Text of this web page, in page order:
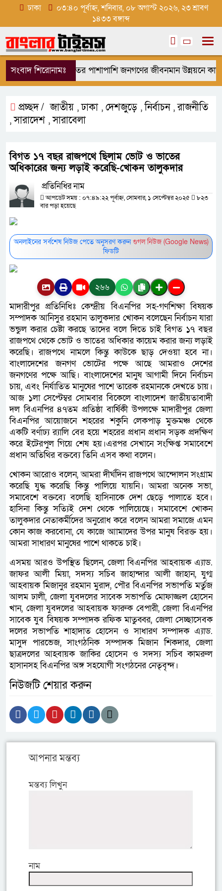
ঢাকা
০৩:৪০ পূর্বাহ্ন, শনিবার, ০৮ অগাস্ট ২০২৬, ২৩ শ্রাবণ
১৪৩৩ বঙ্গাব্দ
সংবাদ শিরোনামঃ
রাষ্ট্র মেরামতের পাশাপাশি জনগণের জীবনমান উন্নয়নে কাজ
প্রচ্ছদ / জাতীয় ,ঢাকা , দেশজুড়ে ,নির্বাচন ,রাজনীতি
,সারাদেশ ,সারাবেলা
বিগত ১৭ বছর রাজপথে ছিলাম ভোট ও ভাতের
অধিকারের জন্য লড়াই করেছি-খোকন তালুকদার
প্রতিনিধির নাম
আপডেট সময় : ০৭:৪৯:২২ পূর্বাহ্ন, সোমবার, ১ সেপ্টেম্বর ২০২৫
৮২৩
বার পড়া হয়েছে
অনলাইনের সর্বশেষ নিউজ পেতে অনুসরণ করুনগুগল নিউজ (Google News)
ফিডটি
২৬৬
মাদারীপুর প্রতিনিধিঃ কেন্দ্রীয় বিএনপির সহ-গণশিক্ষা বিষয়ক
সম্পাদক আনিসুর রহমান তালুকদার খোকন বলেছেন নির্বাচন যারা
ভন্ডুল করার চেষ্টা করছে তাদের বলে দিতে চাই বিগত ১৭ বছর
রাজপথে থেকে ভোট ও ভাতের অধিকার কায়েম করার জন্য লড়াই
করেছি। রাজপথে নামলে কিন্তু কাউকে ছাড় দেওয়া হবে না।
বাংলাদেশের জনগণ ভোটের পক্ষে আছে আমরাও দেশের
জনগণের পক্ষে আছি। বাংলাদেশের মানুষ আগামী দিনে নির্বাচন
চায়, এবং নির্যাতিত মানুষের পাশে তারেক রহমানকে দেখতে চায়।
আজ ১লা সেপ্টেম্বর সোমবার বিকেলে বাংলাদেশ জাতীয়তাবাদী
দল বিএনপির ৪৭তম প্রতিষ্ঠা বার্ষিকী উপলক্ষে মাদারীপুর জেলা
বিএনপির আয়োজনে শহরের শকুনি লেকপাড় মুক্তমঞ্চ থেকে
একটি বর্ণাঢ্য র‍্যালি বের হয়ে শহরের প্রধান প্রধান সড়ক প্রদক্ষিণ
করে ইটেরপুল গিয়ে শেষ হয়।এরপর সেখানে সংক্ষিপ্ত সমাবেশে
প্রধান অতিথির বক্তব্যে তিনি এসব কথা বলেন।
খোকন আরোও বলেন, আমরা দীর্ঘদিন রাজপথে আন্দোলন সংগ্রাম
করেছি যুদ্ধ করেছি কিন্তু পালিয়ে যায়নি। আমরা অনেক সভা,
সমাবেশে বক্তব্যে বলেছি হাসিনাকে দেশ ছেড়ে পালাতে হবে।
হাসিনা কিন্তু সত্যিই দেশ থেকে পালিয়েছে। সমাবেশে খোকন
তালুকদার নেতাকর্মীদের অনুরোধ করে বলেন আমরা সমাজে এমন
কোন কাজ করবোনা, যে কাজে আামাদের উপর মানুষ বিরক্ত হয়।
আমরা সাধারণ মানুষের পাশে থাকতে চাই।
এসময় আরও উপস্থিত ছিলেন, জেলা বিএনপির আহবায়ক এ্যাড.
জাফর আলী মিয়া, সদস্য সচিব জাহান্দার আলী জাহান, যুগ্ম
আহবায়ক মিজানুর রহমান মুরাদ, পৌর বিএনপির সভাপতি মর্তুজ
আলম ঢালী, জেলা যুবদলের সাবেক সভাপতি মোফাজ্জল হোসেন
খান, জেলা যুবদলের আহবায়ক ফারুক বেপারী, জেলা বিএনপির
সাবেক যুব বিষয়ক সম্পাদক রফিক মাতুব্বর, জেলা সেচ্ছাসেবক
দলের সভাপতি শাহাদাত হোসেন ও সাধারণ সম্পাদক এ্যাড.
মাসুদ পারভেজ, সাংগঠনিক সম্পাদক মিজান শিকদার, জেলা
ছাত্রদলের আহবায়ক জাকির হোসেন ও সদস্য সচিব কামরুল
হাসানসহ বিএনপির অঙ্গ সহযোগী সংগঠনের নেতৃবৃন্দ।
নিউজটি শেয়ার করুন
আপনার মন্তব্য
মন্তব্য লিখুন
নাম